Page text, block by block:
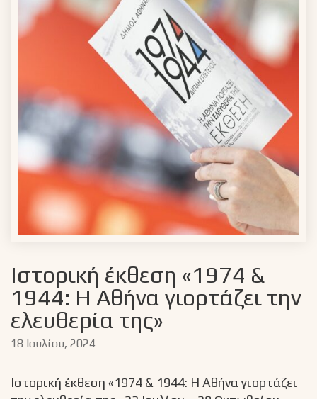
Ιστορική έκθεση «1974 &
1944: Η Αθήνα γιορτάζει την
ελευθερία της»
18 Ιουλίου, 2024
Ιστορική έκθεση «1974 & 1944: Η Αθήνα γιορτάζει